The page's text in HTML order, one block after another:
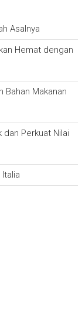
Asalnya
Hemat dengan
Bahan Makanan
dan Perkuat Nilai